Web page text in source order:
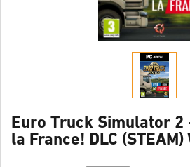
Euro Truck Simulator 2
la France! DLC (STEAM)